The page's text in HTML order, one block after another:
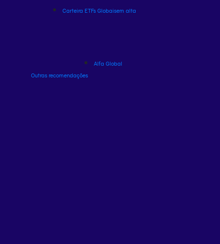
Carteira ETFs Globaisem alta
Alfa Global
Outras recomendações